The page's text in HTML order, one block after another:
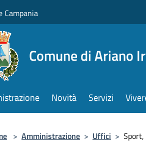
Campania
Comune di Ariano
Novità Servizi
> Amministrazione > Uffici >